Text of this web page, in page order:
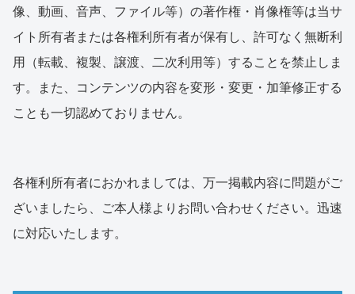
像、動画、音声、ファイル等）の著作権・肖像権等は当サ
イト所有者または各権利所有者が保有し、許可なく無断利
用（転載、複製、譲渡、二次利用等）することを禁止しま
す。また、コンテンツの内容を変形・変更・加筆修正する
ことも一切認めておりません。
各権利所有者におかれましては、万一掲載内容に問題がご
ざいましたら、ご本人様よりお問い合わせください。迅速
に対応いたします。